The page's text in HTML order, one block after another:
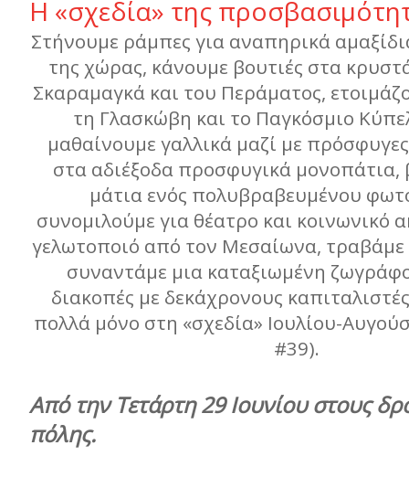
Η «σχεδία» της
Στήνουμε ράμπες για αναπηρικά
της χώρας, κάνουμε βουτιές στα
Σκαραμαγκά και του Περάματος,
τη Γλασκώβη και το Παγκόσμιο
μαθαίνουμε γαλλικά μαζί με
στα αδιέξοδα προσφυγικά μονοπάτια,
μάτια ενός πολυβραβευμένου
συνομιλούμε για θέατρο και κοινωνικό
γελωτοποιό από τον Μεσαίωνα, τραβάμε
συναντάμε μια καταξιωμένη
διακοπές με δεκάχρονους
πολλά μόνο στη «σχεδία» Ιουλίου-
#39).
Από την Τετάρτη 29 Ιουνίου στους
πόλης.